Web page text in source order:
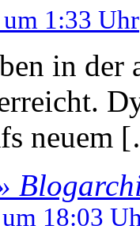
1:33 Uhr
in der
neuem
18:03